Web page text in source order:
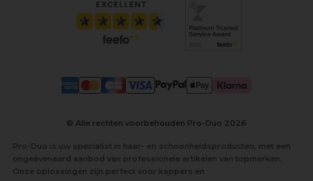
© Alle rechten voorbehouden Pro-Duo 2026
Pro-Duo is uw specialist in haar- en schoonheidsproducten, met een
ongeëvenaard aanbod van professionele artikelen van topmerken.
Onze oplossingen zijn perfect voor kappers en